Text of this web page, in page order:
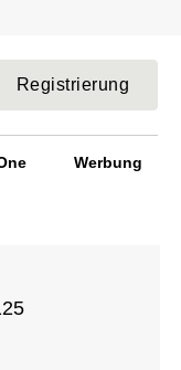
Registrierung
Werbung